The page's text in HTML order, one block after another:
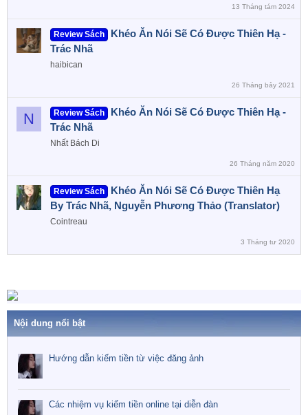
13 Tháng tám 2024
Review Sách
Khéo Ăn Nói Sẽ Có Được Thiên Hạ -
Trác Nhã
haibican
26 Tháng bảy 2021
N Review Sách
Khéo Ăn Nói Sẽ Có Được Thiên Hạ -
Trác Nhã
Nhất Bách Di
26 Tháng năm 2020
Review Sách
Khéo Ăn Nói Sẽ Có Được Thiên Hạ
By Trác Nhã, Nguyễn Phương Thảo (Translator)
Cointreau
3 Tháng tư 2020
Nội dung nổi bật
Hướng dẫn kiếm tiền từ việc đăng ảnh
Các nhiệm vụ kiếm tiền online tại diễn đàn